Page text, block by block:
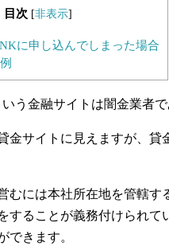
目次 [非表示]
に申し込んでしまった場合
う金融サイトは闇金業者で
金サイトに見えますが、
むには本社所在地を管轄
することが義務付けられ
できます。